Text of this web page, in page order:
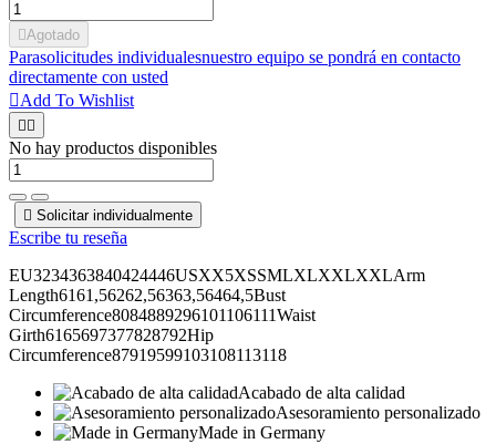
Agotado
Parasolicitudes individualesnuestro equipo se pondrá en contacto
directamente con usted
Add To Wishlist
 
No hay productos disponibles
 Solicitar individualmente
Escribe tu reseña
EU3234363840424446USXX5XSSMLXLXXLXXLArm
Length6161,56262,56363,56464,5Bust
Circumference8084889296101106111Waist
Girth6165697377828792Hip
Circumference87919599103108113118
Acabado de alta calidad
Asesoramiento personalizado
Made in Germany